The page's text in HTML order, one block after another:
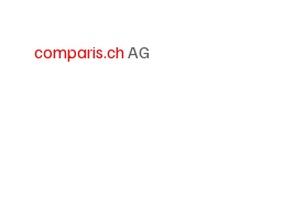
comparis.ch AG